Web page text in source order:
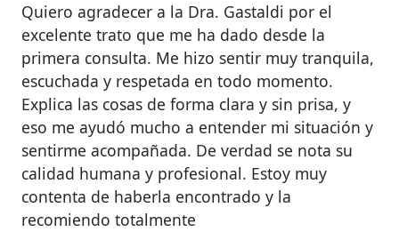
Quiero agradecer a la Dra. Gastaldi por el
excelente trato que me ha dado desde la
primera consulta. Me hizo sentir muy tranquila,
escuchada y respetada en todo momento.
Explica las cosas de forma clara y sin prisa, y
eso me ayudó mucho a entender mi situación y
sentirme acompañada. De verdad se nota su
calidad humana y profesional. Estoy muy
contenta de haberla encontrado y la
recomiendo totalmente